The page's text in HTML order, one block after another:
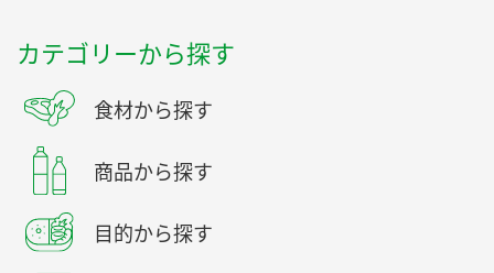
カテゴリーから探す
食材から探す
商品から探す
目的から探す